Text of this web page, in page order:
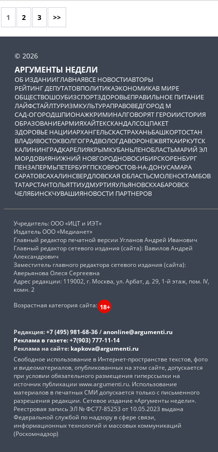
1 2 3 >>
© 2026
АРГУМЕНТЫ НЕДЕЛИ
ОБ ИЗДАНИИГЛАВНАЯВСЕ НОВОСТИАВТОРЫ
РЕЙТИНГ ДЕПУТАТОВПОЛИТИКАЭКОНОМИКАВ МИРЕ
ОБЩЕСТВОШОУБИЗСПОРТЗДОРОВЬЕПРАВИЛЬНОЕ ПИТАНИЕ
ЛАЙФСТАЙЛТУРИЗМКУЛЬТУРАПРАВОВЕДГОРОД М
САД-ОГОРОДШПИОНАЖКРИМИНАЛГОВОРЯТ ГЕРОИИСТОРИЯ
ОБРАЗОВАНИЕАРМИЯХАЙТЕКСКАНДАЛСОЦПАКЕТ
ЗДОРОВЬЕ НАЦИИАРХАНГЕЛЬСКАСТРАХАНЬБАШКОРТОСТАН
ВЛАДИВОСТОКВОЛГОГРАДВОЛОГДАВОРОНЕЖВЯТКАИРКУТСК
КАЛИНИНГРАДКАРЕЛИЯКРЫМКУБАНЬЛЕНОБЛАСТЬМАРИЙ ЭЛ
МОРДОВИЯНИЖНИЙ НОВГОРОДНОВОСИБИРСКОРЕНБУРГ
ПЕНЗАПЕРМЬПЕТЕРБУРГПСКОВРОСТОВ-НА-ДОНУСАМАРА
САРАТОВСАХАЛИНСВЕРДЛОВСКАЯ ОБЛАСТЬСМОЛЕНСКТАМБОВ
ТАТАРСТАНТОЛЬЯТТИУДМУРТИЯУЛЬЯНОВСКХАБАРОВСК
ЧЕЛЯБИНСКЧУВАШИЯНОВОСТИ ПАРТНЕРОВ
Учредитель: ООО «ИЦТ и ИЭТ»
Издатель ООО «Медианет»
Главный редактор печатной версии Угланов Андрей Иванович
Главный редактор сетевого издания (сайта): Вавилов Андрей
Александрович
Заместитель главного редактора сетевого издания (сайта):
Аверьянова Олеся Сергеевна
Адрес редакции: 119002, г. Москва, ул. Арбат, д. 29, 1-й этаж, пом. IV,
комн. 2
Возрастная категория сайта: 18+
Редакция:+7 (495) 981-68-36/anonline@argumenti.ru
Реклама в газете:+7(903) 777-11-14
Реклама на сайте: kapkova@argumenti.ru
Свободное использование в Интернет-пространстве текстов, фото
и видеоматериалов, опубликованных на этом сайте, допускается
при условии обязательного размещения гиперссылки на
источник публикации www.argumenti.ru. Использование
материалов в печатных СМИ допускается только с письменного
разрешения редакции. Сетевое издание «Аргументы недели».
Реестровая запись ЭЛ № ФС77-85253 от 10.05.2023 выдана
Федеральной службой по надзору в сфере связи,
информационных технологий и массовых коммуникаций
(Роскомнадзор)